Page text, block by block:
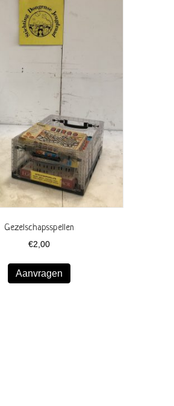
Gezelschapsspellen
€2,00
Aanvragen